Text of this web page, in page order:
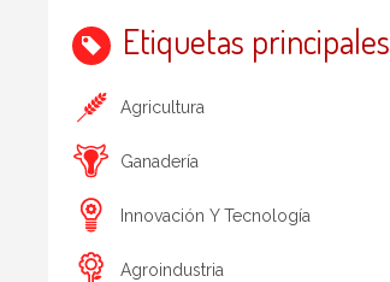
Etiquetas principales
Agricultura
Ganadería
Innovación Y Tecnología
Agroindustria